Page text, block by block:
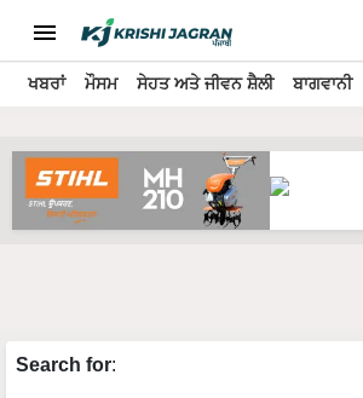
ਖਬਰਾਂ ਮੌਸਮ ਸੇਹਤ ਅਤੇ ਜੀਵਨ ਸ਼ੈਲੀ ਬਾਗਵਾਨੀ
Search for: